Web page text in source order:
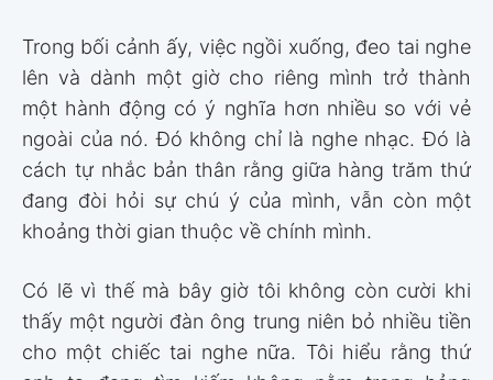
Trong bối cảnh ấy, việc ngồi xuống, đeo tai nghe
lên và dành một giờ cho riêng mình trở thành
một hành động có ý nghĩa hơn nhiều so với vẻ
ngoài của nó. Đó không chỉ là nghe nhạc. Đó là
cách tự nhắc bản thân rằng giữa hàng trăm thứ
đang đòi hỏi sự chú ý của mình, vẫn còn một
khoảng thời gian thuộc về chính mình.
Có lẽ vì thế mà bây giờ tôi không còn cười khi
thấy một người đàn ông trung niên bỏ nhiều tiền
cho một chiếc tai nghe nữa. Tôi hiểu rằng thứ